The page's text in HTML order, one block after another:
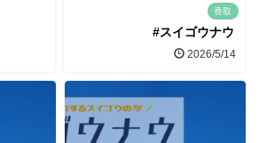
香取
#スイゴウナウ
2026/5/14